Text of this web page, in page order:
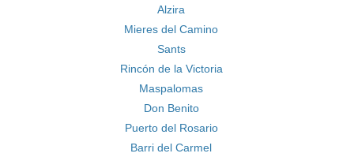
Alzira
Mieres del Camino
Sants
Rincón de la Victoria
Maspalomas
Don Benito
Puerto del Rosario
Barri del Carmel